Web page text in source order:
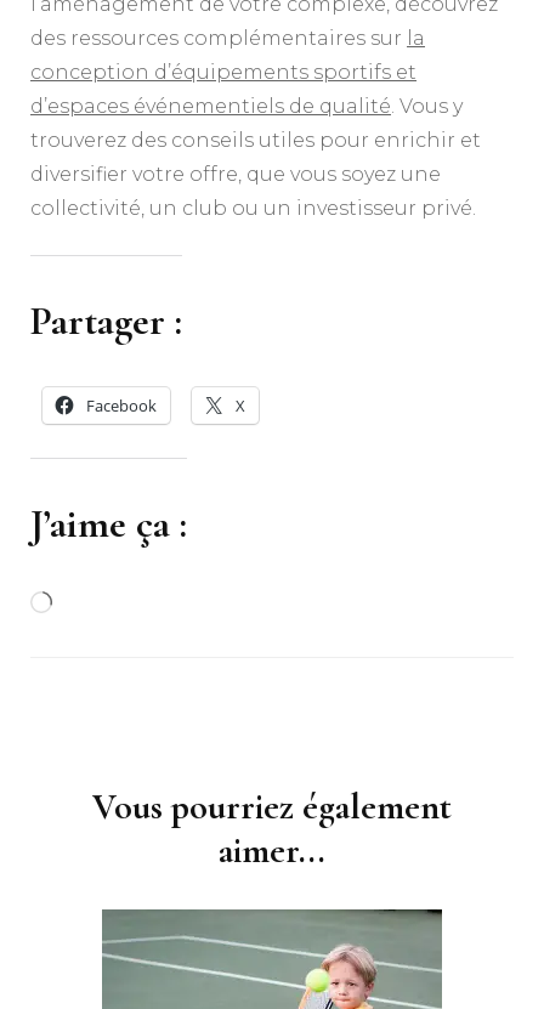
des ressources complémentaires sur la
conception d’équipements sportifs et
d’espaces événementiels de qualité . Vous y
trouverez des conseils utiles pour enrichir et
diversifier votre offre, que vous soyez une
collectivité, un club ou un investisseur privé.
Partager :
Facebook X
J’aime ça :
Chargement…
Vous pourriez également
aimer...